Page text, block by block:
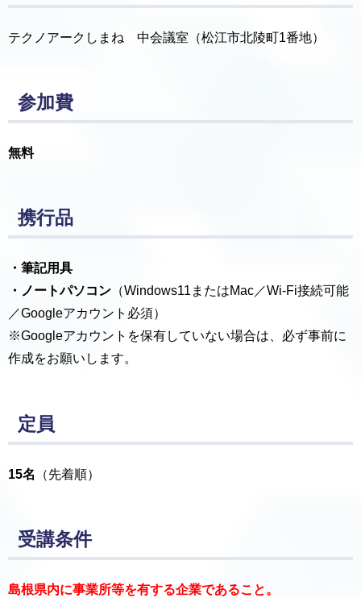
テクノアークしまね 中会議室（松江市北陵町1番地）
参加費
無料
携行品
・筆記用具
・ノートパソコン （Windows11またはMac／Wi-Fi接続可能
／Googleアカウント必須）
※Googleアカウントを保有していない場合は、必ず事前に
作成をお願いします。
定員
15名 （先着順）
受講条件
島根県内に事業所等を有する企業であること。